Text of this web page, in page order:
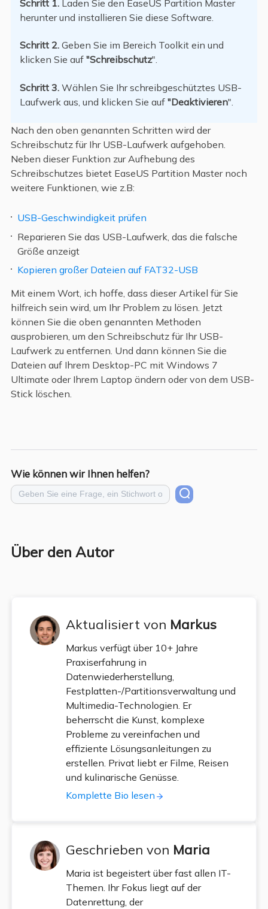
Schritt 1.
Laden Sie den EaseUS Partition Master
herunter und installieren Sie diese Software.
Schritt 2. Geben Sie im Bereich Toolkit ein und
klicken Sie auf "Schreibschutz".
Schritt 3. Wählen Sie Ihr schreibgeschütztes USB-
Laufwerk aus, und klicken Sie auf "Deaktivieren".
Nach den oben genannten Schritten wird der
Schreibschutz für Ihr USB-Laufwerk aufgehoben.
Neben dieser Funktion zur Aufhebung des
Schreibschutzes bietet EaseUS Partition Master noch
weitere Funktionen, wie z.B:
USB-Geschwindigkeit prüfen
Reparieren Sie das USB-Laufwerk, das die falsche
Größe anzeigt
Kopieren großer Dateien auf FAT32-USB
Mit einem Wort, ich hoffe, dass dieser Artikel für Sie
hilfreich sein wird, um Ihr Problem zu lösen. Jetzt
können Sie die oben genannten Methoden
ausprobieren, um den Schreibschutz für Ihr USB-
Laufwerk zu entfernen. Und dann können Sie die
Dateien auf Ihrem Desktop-PC mit Windows 7
Ultimate oder Ihrem Laptop ändern oder von dem USB-
Stick löschen.
Wie können wir Ihnen helfen?
Über den Autor
Aktualisiert von Markus
Markus verfügt über 10+ Jahre
Praxiserfahrung in
Datenwiederherstellung,
Festplatten-/Partitionsverwaltung und
Multimedia-Technologien. Er
beherrscht die Kunst, komplexe
Probleme zu vereinfachen und
effiziente Lösungsanleitungen zu
erstellen. Privat liebt er Filme, Reisen
und kulinarische Genüsse.
Komplette Bio lesen
Geschrieben von Maria
Maria ist begeistert über fast allen IT-
Themen. Ihr Fokus liegt auf der
Datenrettung, der